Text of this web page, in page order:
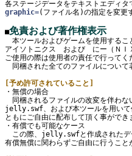
graphic=(ファイル名)の指定を変更
■免責および著作権表示
本ツールおよびゲームを使用するこ
アイソトニクス　および　にー（ＮＩ
ご使用の際は使用者の責任で行ってく
同梱された全てのファイルについて
[予め許可されていること]
・無償の場合
同梱されるファイルの改変を伴わな
jelly.swf、および本ツールを用い
ともにご自由に配布して頂く事ができ
・有償でも可能なケース
この際、jelly.swfと作成されたデ
有償無償に関わらずご自由に行うこと